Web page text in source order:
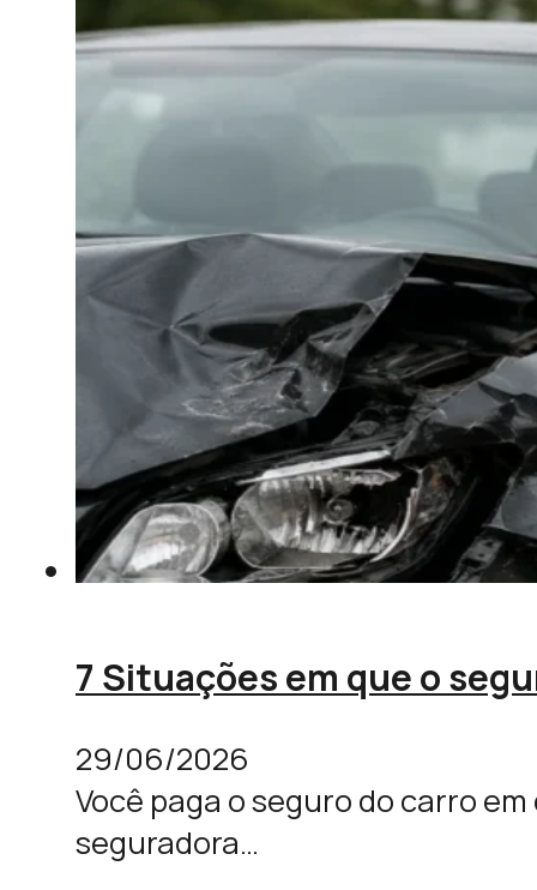
7 Situações em que o
29/06/2026
Você paga o seguro do carro
seguradora…